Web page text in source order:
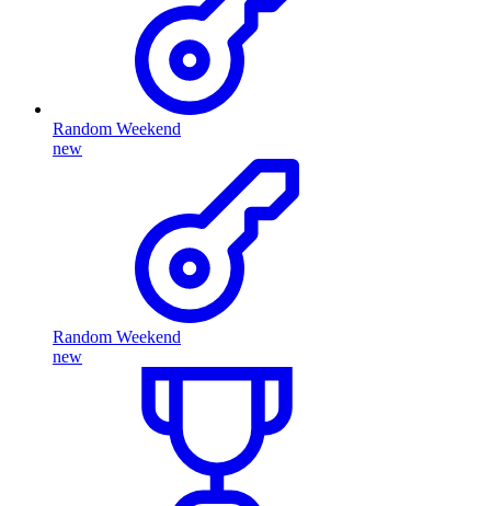
Random Weekend
new
Random Weekend
new